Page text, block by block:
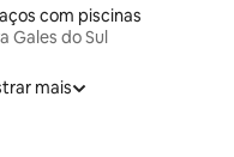
com piscinas
Gales do Sul
mais